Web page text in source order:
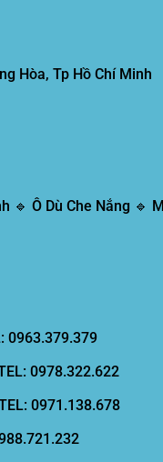
Hòa, Tp Hồ Chí Minh
🔹 Ô Dù Che Nắng 🔹
0963.379.379
0978.322.622
0971.138.678